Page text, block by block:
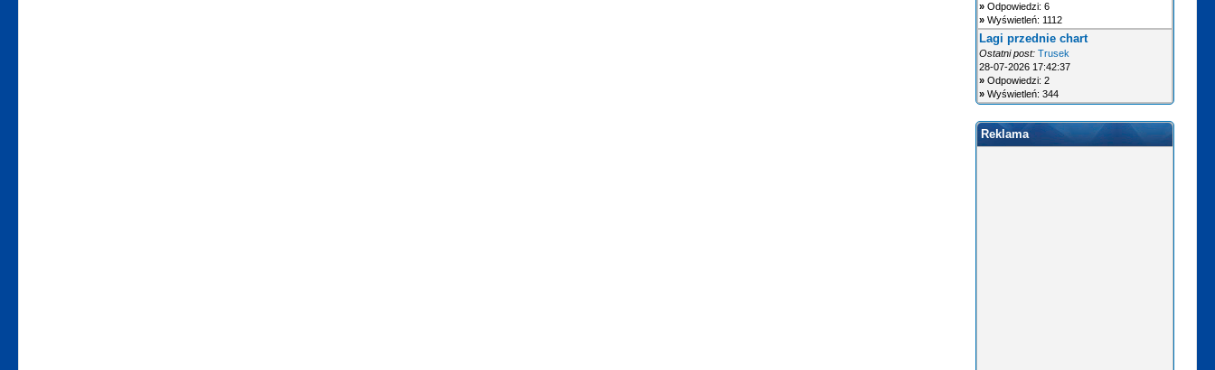
»Odpowiedzi: 6
»Wyświetleń: 1112
Lagi przednie chart
Ostatni post: Trusek
28-07-2026 17:42:37
»Odpowiedzi: 2
»Wyświetleń: 344
Reklama